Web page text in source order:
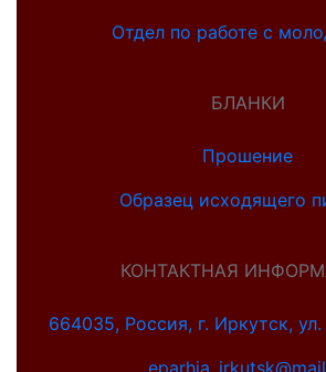
Отдел по работе с
БЛАНКИ
Прошение
Образец исходящего
КОНТАКТНАЯ
664035, Россия, г. Иркутск, ул.